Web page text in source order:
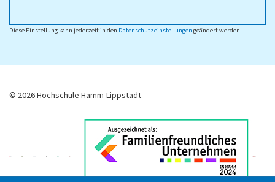
Diese Einstellung kann jederzeit in den Datenschutzeinstellungen geändert werden.
© 2026 Hochschule Hamm-Lippstadt